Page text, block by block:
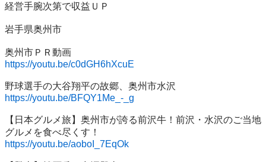
経営手腕次第で収益ＵＰ
岩手県奥州市
https://youtu.be/c0dGH6hXcuE
https://youtu.be/BFQY1Me_-_g
【日本グルメ旅】奥州市が誇る前沢牛！前沢・水沢のご当地
https://youtu.be/aoboI_7EqOk